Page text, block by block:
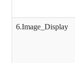
6.Image_Display